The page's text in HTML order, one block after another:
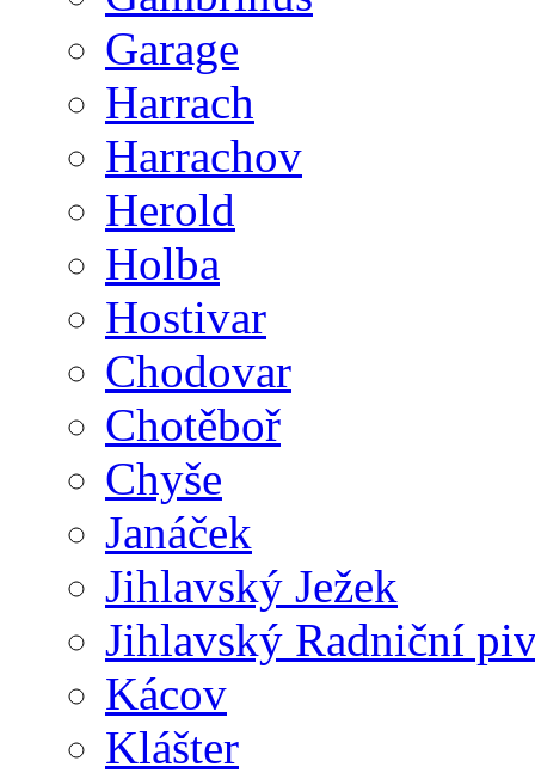
Garage
Harrach
Harrachov
Herold
Holba
Hostivar
Chodovar
Chotěboř
Chyše
Janáček
Jihlavský Ježek
Jihlavský Radniční
Kácov
Klášter